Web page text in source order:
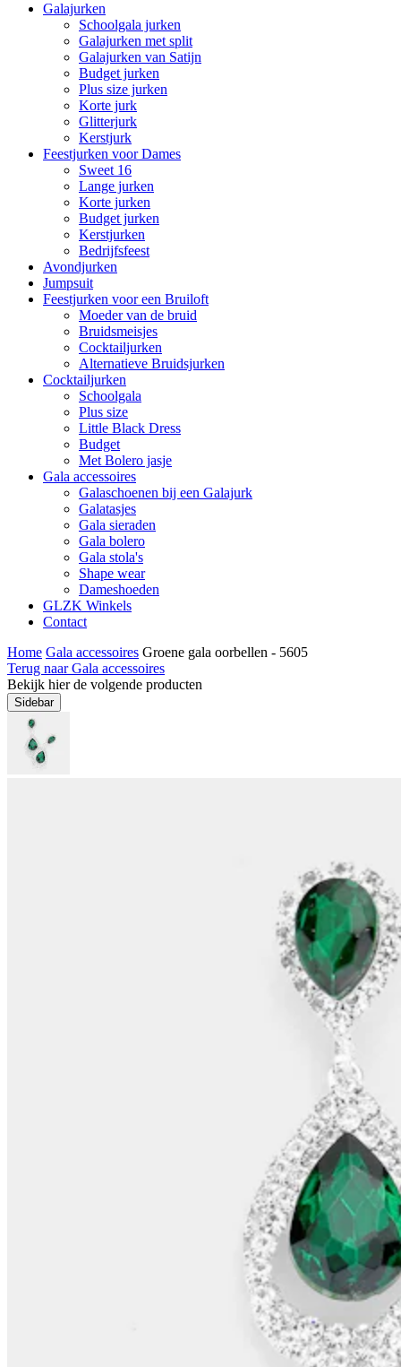
Galajurken
Schoolgala jurken
Galajurken met split
Galajurken van Satijn
Budget jurken
Plus size jurken
Korte jurk
Glitterjurk
Kerstjurk
Feestjurken voor Dames
Sweet 16
Lange jurken
Korte jurken
Budget jurken
Kerstjurken
Bedrijfsfeest
Avondjurken
Jumpsuit
Feestjurken voor een Bruiloft
Moeder van de bruid
Bruidsmeisjes
Cocktailjurken
Alternatieve Bruidsjurken
Cocktailjurken
Schoolgala
Plus size
Little Black Dress
Budget
Met Bolero jasje
Gala accessoires
Galaschoenen bij een Galajurk
Galatasjes
Gala sieraden
Gala bolero
Gala stola's
Shape wear
Dameshoeden
GLZK Winkels
Contact
Home Gala accessoires Groene gala oorbellen - 5605
Terug naar Gala accessoires
Bekijk hier de volgende producten
Sidebar